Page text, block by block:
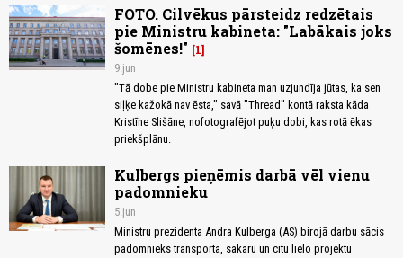
FOTO. Cilvēkus pārsteidz redzētais
pie Ministru kabineta: "Labākais joks
šomēnes!"
1
9.jun
"Tā dobe pie Ministru kabineta man uzjundīja jūtas, ka sen
siļķe kažokā nav ēsta," savā "Thread" kontā raksta kāda
Kristīne Slišāne, nofotografējot puķu dobi, kas rotā ēkas
priekšplānu.
Kulbergs pieņēmis darbā vēl vienu
padomnieku
5.jun
Ministru prezidenta Andra Kulberga (AS) birojā darbu sācis
padomnieks transporta, sakaru un citu lielo projektu